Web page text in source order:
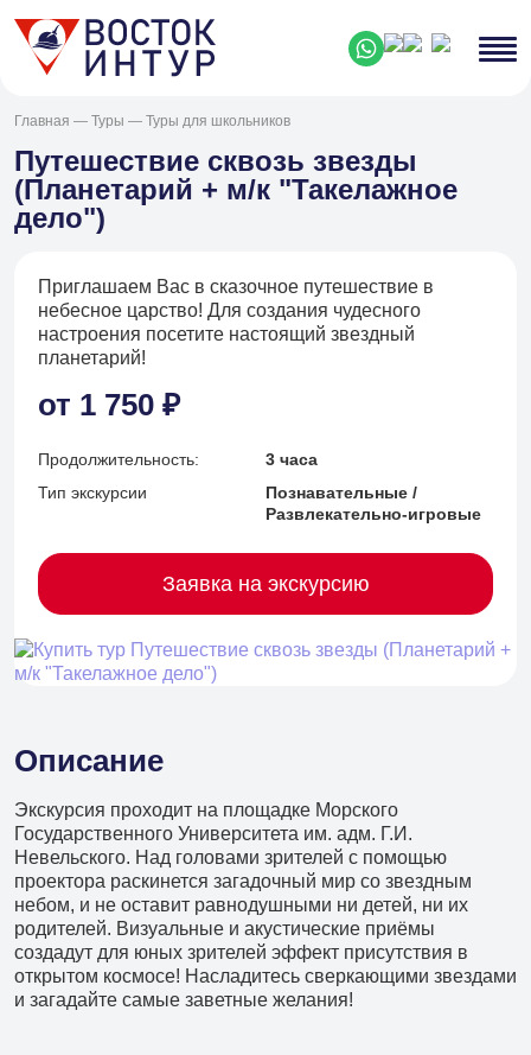
+7 (902) 485 96 34
Главная — Туры — Туры для школьников
Путешествие сквозь звезды
(Планетарий + м/к "Такелажное
дело")
Приглашаем Вас в сказочное путешествие в
небесное царство! Для создания чудесного
настроения посетите настоящий звездный
планетарий!
от 1 750 ₽
Продолжительность:
3 часа
Тип экскурсии
Познавательные /
Развлекательно-игровые
Заявка на экскурсию
Описание
Экскурсия проходит на площадке Морского
Государственного Университета им. адм. Г.И.
Невельского. Над головами зрителей с помощью
проектора раскинется загадочный мир со звездным
небом, и не оставит равнодушными ни детей, ни их
родителей. Визуальные и акустические приёмы
создадут для юных зрителей эффект присутствия в
открытом космосе! Насладитесь сверкающими звездами
и загадайте самые заветные желания!